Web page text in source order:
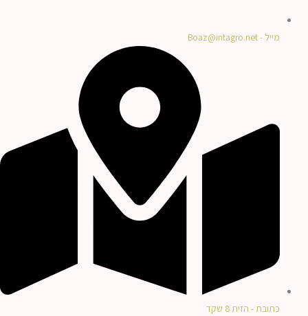
מייל - Boaz@intagro.net
כתובת - הזית 8 שקד